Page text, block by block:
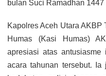
bulan Suci Ramadhan 1447
Kapolres Aceh Utara AKBP
Humas (Kasi Humas)
apresiasi atas
acara tahunan tersebut. Ia